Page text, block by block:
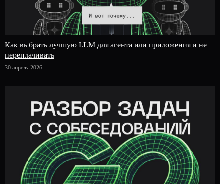
Как выбрать лучшую LLM для агента или приложения и не
переплачивать
30 апреля 2026